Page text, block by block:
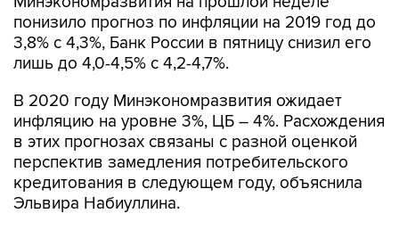
понизило прогноз по инфляции на 2019 год до
3,8% с 4,3%, Банк России в пятницу снизил его
лишь до 4,0-4,5% c 4,2-4,7%.
В 2020 году Минэкономразвития ожидает
инфляцию на уровне 3%, ЦБ – 4%. Расхождения
в этих прогнозах связаны с разной оценкой
перспектив замедления потребительского
кредитования в следующем году, объяснила
Эльвира Набиуллина.